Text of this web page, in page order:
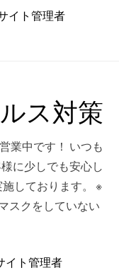
イト管理者
ス対策
業中です！ いつも
に少しでも安心し
しております。 ※
スクをしていない
イト管理者